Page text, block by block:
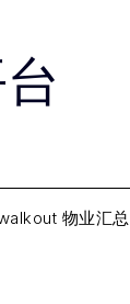
物业汇总